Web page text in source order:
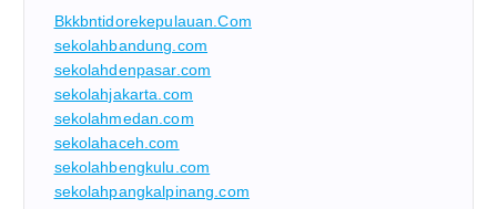
Bkkbntidorekepulauan.com
sekolahbandung.com
sekolahdenpasar.com
sekolahjakarta.com
sekolahmedan.com
sekolahaceh.com
sekolahbengkulu.com
sekolahpangkalpinang.com